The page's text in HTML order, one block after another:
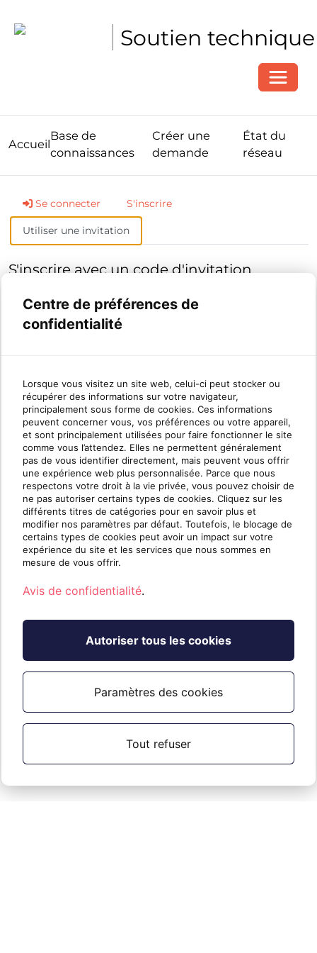
Soutien technique
Accueil
Base de
connaissances
Créer une
demande
État du
réseau
Se connecter S'inscrire
Utiliser une invitation
S'inscrire avec un code d'invitation
Code d’invitation
Je dispose d'un compte existant
S'inscrire
Centre de préférences de
confidentialité
Lorsque vous visitez un site web, celui-ci peut stocker ou
récupérer des informations sur votre navigateur,
principalement sous forme de cookies. Ces informations
peuvent concerner vous, vos préférences ou votre appareil,
et sont principalement utilisées pour faire fonctionner le site
comme vous l’attendez. Elles ne permettent généralement
pas de vous identifier directement, mais peuvent vous offrir
une expérience web plus personnalisée. Parce que nous
respectons votre droit à la vie privée, vous pouvez choisir de
ne pas autoriser certains types de cookies. Cliquez sur les
différents titres de catégories pour en savoir plus et
modifier nos paramètres par défaut. Toutefois, le blocage de
certains types de cookies peut avoir un impact sur votre
expérience du site et les services que nous sommes en
mesure de vous offrir.
Avis de confidentialité.
Autoriser tous les cookies
Paramètres des cookies
Tout refuser